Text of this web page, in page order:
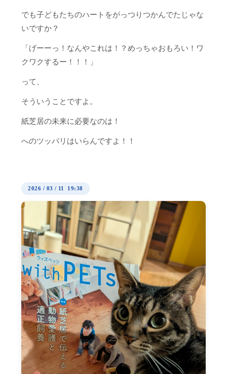
でも子どもたちのハートをがっつりつかんでたじゃな
いですか？
「げーーっ！なんやこれは！？めっちゃおもろい！ワ
クワクするー！！！」
って、
そういうことですよ。
紙芝居の未来に必要なのは！
へのツッパリはいらんですよ！！
2026 / 03 / 11 19:38